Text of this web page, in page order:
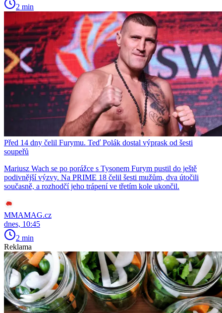
2 min
Před 14 dny čelil Furymu. Teď Polák dostal výprask od šesti
soupeřů
Mariusz Wach se po porážce s Tysonem Furym pustil do ještě
podivnější výzvy. Na PRIME 18 čelil šesti mužům, dva útočili
současně, a rozhodčí jeho trápení ve třetím kole ukončil.
MMAMAG.cz
dnes, 10:45
2 min
Reklama